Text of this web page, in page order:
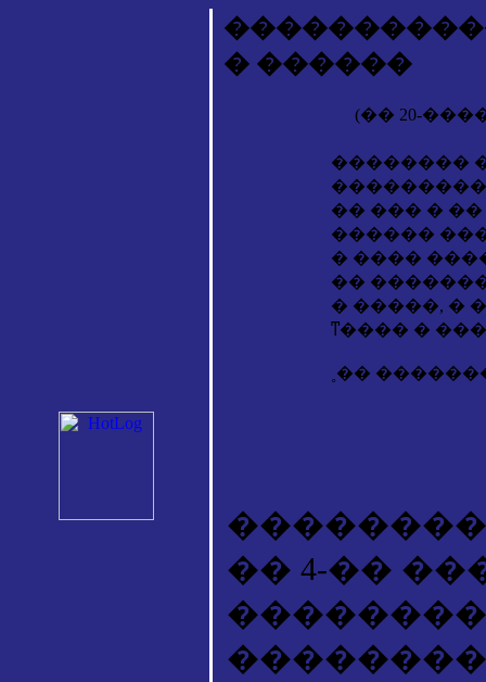
� ������
(�� 20-
��������
�� ��� �
������
� ����
��
� �����, �
ͳ���� �
˳��
�� 4-��